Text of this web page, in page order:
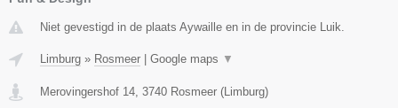
Niet gevestigd in de plaats Aywaille en in de provincie Luik.
Limburg » Rosmeer | Google maps ▼
Merovingershof 14 3740 Rosmeer (Limburg)